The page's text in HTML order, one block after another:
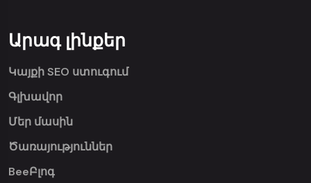
Արագ լինքեր
Կայքի SEO ստուգում
Գլխավոր
Մեր մասին
Ծառայություններ
BeeԲլոգ